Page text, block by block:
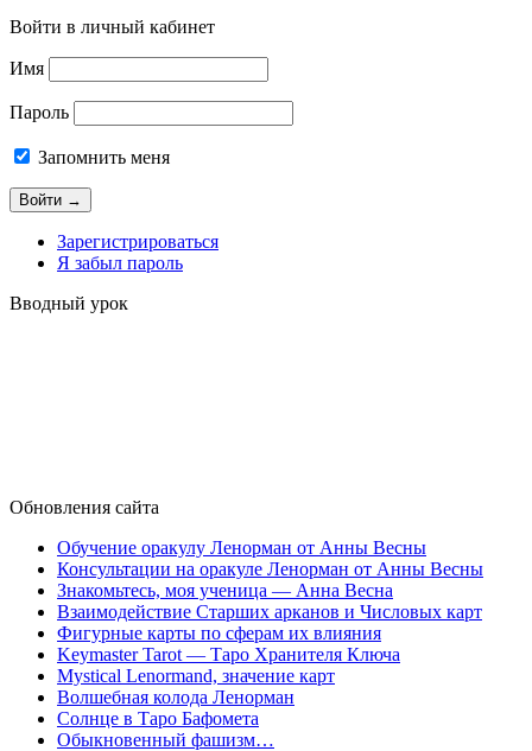
Войти в личный кабинет
Имя
Пароль
Запомнить меня
Зарегистрироваться
Я забыл пароль
Вводный урок
Обновления сайта
Обучение оракулу Ленорман от Анны Весны
Консультации на оракуле Ленорман от Анны Весны
Знакомьтесь, моя ученица — Анна Весна
Взаимодействие Старших арканов и Числовых карт
Фигурные карты по сферам их влияния
Keymaster Tarot — Таро Хранителя Ключа
Mystical Lenormand, значение карт
Волшебная колода Ленорман
Солнце в Таро Бафомета
Обыкновенный фашизм…